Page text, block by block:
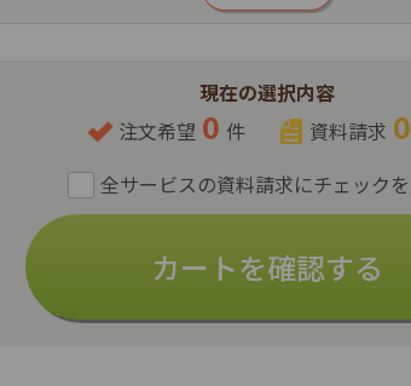
現在の選択内容
注文希望 0 件 資料請求 0
カートを確認する